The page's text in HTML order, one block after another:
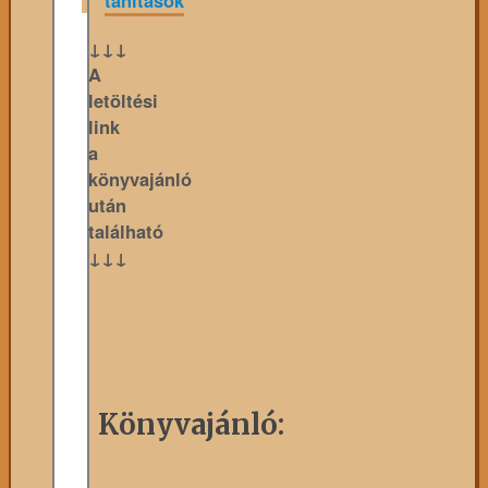
↓↓↓
A
letöltési
link
a
könyvajánló
után
található
↓↓↓
Könyvajánló: